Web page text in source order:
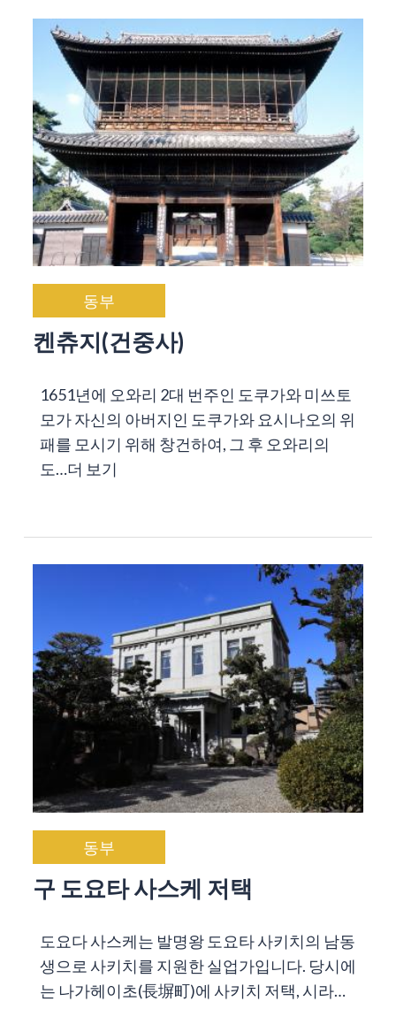
동부
켄츄지(건중사)
1651년에 오와리 2대 번주인 도쿠가와 미쓰토
모가 자신의 아버지인 도쿠가와 요시나오의 위
패를 모시기 위해 창건하여, 그 후 오와리의
도…더 보기
동부
구 도요타 사스케 저택
도요다 사스케는 발명왕 도요타 사키치의 남동
생으로 사키치를 지원한 실업가입니다. 당시에
는 나가헤이초(長塀町)에 사키치 저택, 시라…